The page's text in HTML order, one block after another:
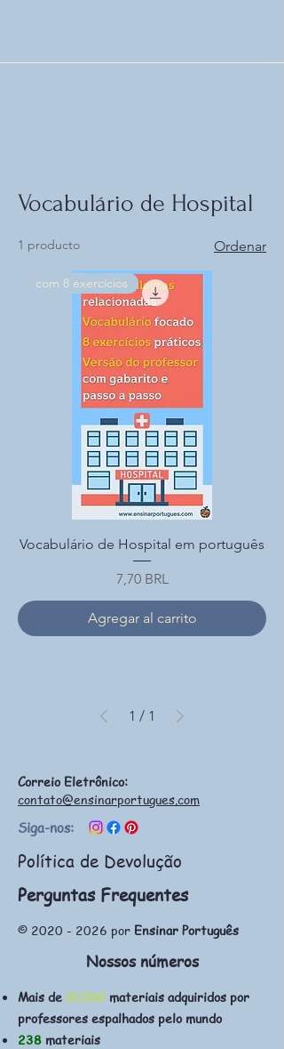
Vocabulário de Hospital
1 producto Ordenar
com 8 exercícios
Vocabulário de Hospital em português
Precio
7,70 BRL
Agregar al carrito
1 / 1
Correio Eletrônico:
contato@ensinarportugues.com
Siga-nos:
Política de Devolução
Perguntas Frequentes
© 2020 - 2026 por Ensinar Português
Nossos números
Mais de 10.000 materiais adquiridos por
professores espalhados pelo mundo
238 materiais